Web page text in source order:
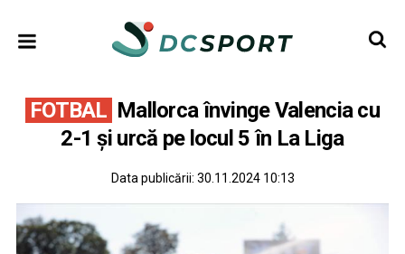
FOTBAL Mallorca învinge Valencia cu
2-1 și urcă pe locul 5 în La Liga
Data publicării: 30.11.2024 10:13